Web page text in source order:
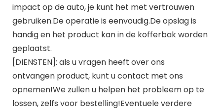
impact op de auto, je kunt het met vertrouwen
gebruiken.De operatie is eenvoudig.De opslag is
handig en het product kan in de kofferbak worden
geplaatst.
[DIENSTEN]: als u vragen heeft over ons
ontvangen product, kunt u contact met ons
opnemen!We zullen u helpen het probleem op te
lossen, zelfs voor bestelling!Eventuele verdere